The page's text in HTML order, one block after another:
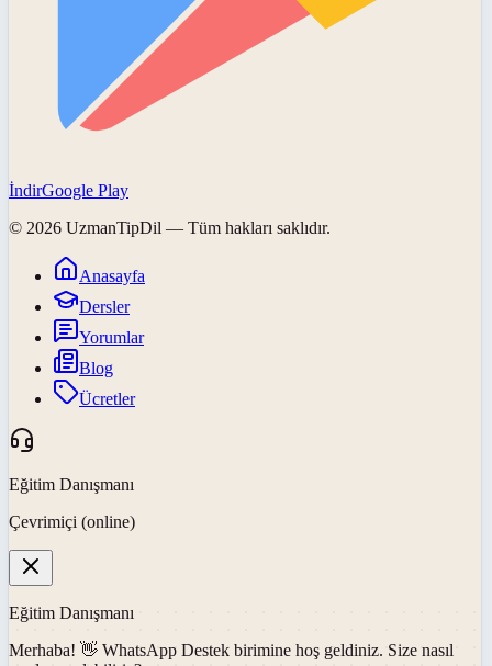
İndirGoogle Play
© 2026 UzmanTipDil — Tüm hakları saklıdır.
Anasayfa
Dersler
Yorumlar
Blog
Ücretler
Eğitim Danışmanı
Çevrimiçi (online)
Eğitim Danışmanı
Merhaba! 👋 WhatsApp Destek birimine hoş geldiniz. Size nasıl